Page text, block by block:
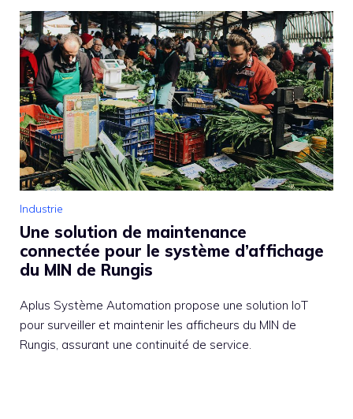
Industrie
Une solution de maintenance
connectée pour le système d’affichage
du MIN de Rungis
Aplus Système Automation propose une solution IoT
pour surveiller et maintenir les afficheurs du MIN de
Rungis, assurant une continuité de service.